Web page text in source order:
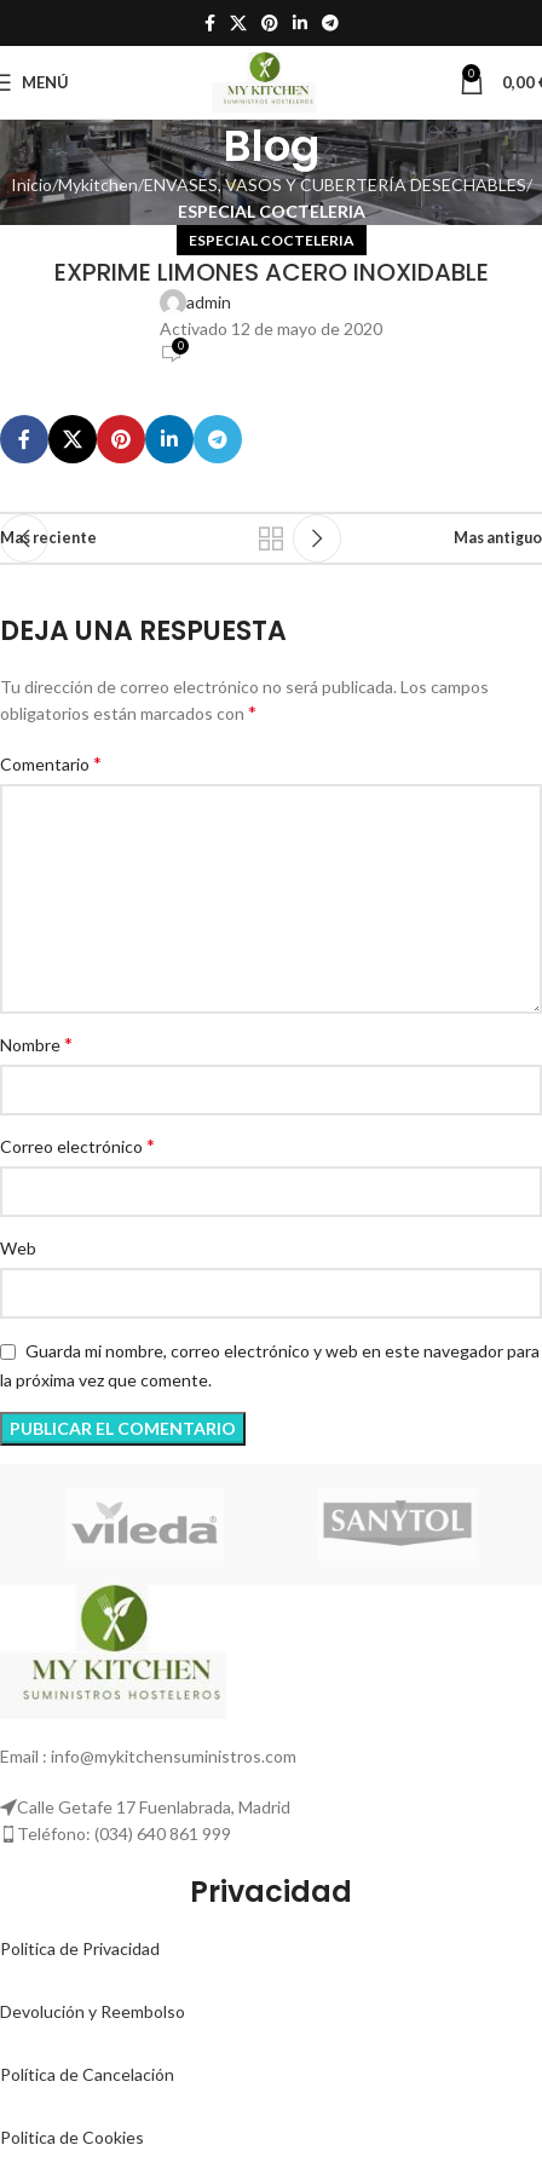
MENÚ 0 0,00
Blog
Inicio Mykitchen ENVASES, VASOS Y CUBERTERÍA DESECHABLES
ESPECIAL COCTELERIA
ESPECIAL COCTELERIA
EXPRIME LIMONES ACERO INOXIDABLE
admin
Activado 12 de mayo de 2020
0
Mas reciente Mas antiguo
DEJA UNA RESPUESTA
Tu dirección de correo electrónico no será publicada. Los campos
obligatorios están marcados con *
Comentario *
Nombre*
Correo electrónico *
Web
Guarda mi nombre, correo electrónico y web en este navegador para
la próxima vez que comente.
Email : info@mykitchensuministros.com
Calle Getafe 17 Fuenlabrada, Madrid
Teléfono: (034) 640 861 999
Privacidad
Politica de Privacidad
Devolución y Reembolso
Política de Cancelación
Politica de Cookies